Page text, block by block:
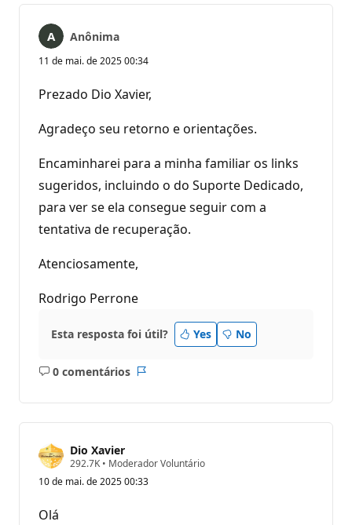
Anônima
11 de mai. de 2025 00:34
Prezado Dio Xavier,
Agradeço seu retorno e orientações.
Encaminharei para a minha familiar os links
sugeridos, incluindo o do Suporte Dedicado,
para ver se ela consegue seguir com a
tentativa de recuperação.
Atenciosamente,
Rodrigo Perrone
Esta resposta foi útil? Yes No
0 comentários
Sem
Dio Xavier
292.7K P
n
• Moderador Voluntário
10 de mai. de 2025 00:33
Olá